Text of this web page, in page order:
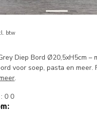
btw
Diep Bord Ø20,5xH5cm –
voor soep, pasta en meer.
.
: 0 0